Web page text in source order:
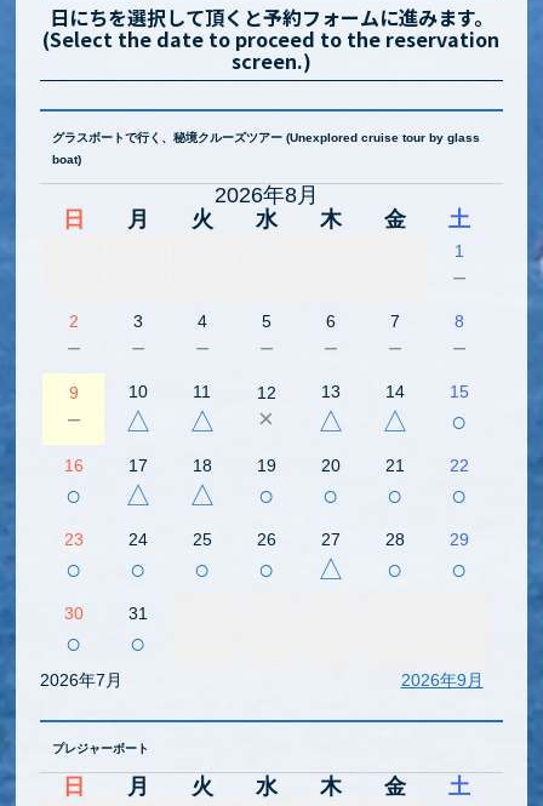
日にちを選択して頂くと予約フォームに進みます。
(Select the date to proceed to the reservation
screen.)
グラスボートで行く、秘境クルーズツアー (Unexplored cruise tour by glass
boat)
2026年8月
日
月 火 水 木 金 土
1
－
2
－
3
－
4
－
5
－
6
－
7
－
8
－
9
－
10
△
11
△
12
×
13
△
14
△
15
○
16
○
17
△
18
△
19
○
20
○
21
○
22
○
23
○
24
○
25
○
26
○
27
△
28
○
29
○
30
○
31
○
2026年7月 2026年9月
プレジャーボート
日 月 火 水 木 金 土